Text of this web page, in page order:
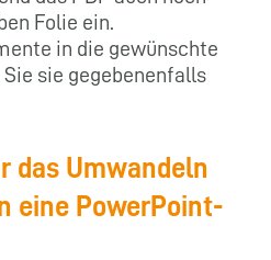
Folie ein.
in die gewünschte
sie gegebenenfalls
das Umwandeln
eine PowerPoint-